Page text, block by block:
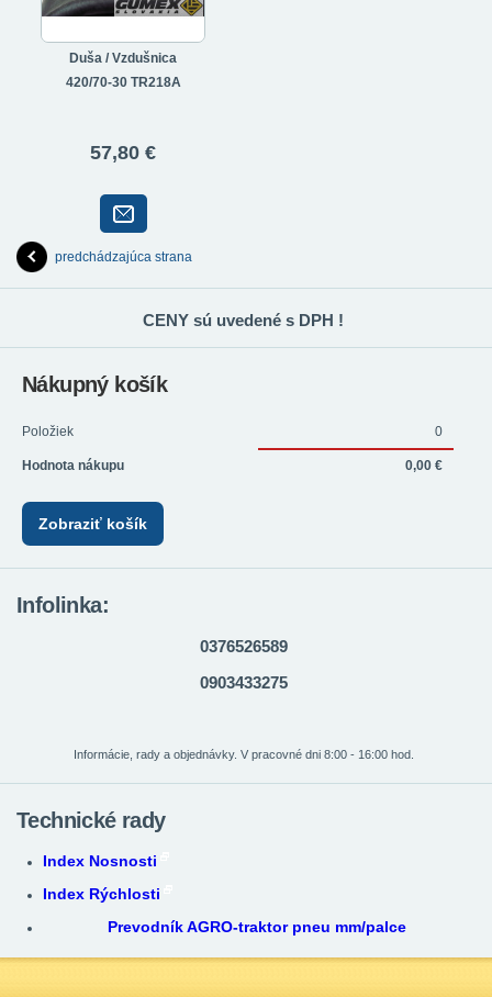
Duša / Vzdušnica
420/70-30 TR218A
57,80 €
predchádzajúca strana
CENY sú uvedené s DPH !
Nákupný košík
Položiek 0
Hodnota nákupu 0,00 €
Zobraziť košík
Infolinka:
0376526589
0903433275
Informácie, rady a objednávky. V pracovné dni 8:00 - 16:00 hod.
Technické rady
Index Nosnosti
Index Rýchlosti
Prevodník AGRO-traktor pneu mm/palce